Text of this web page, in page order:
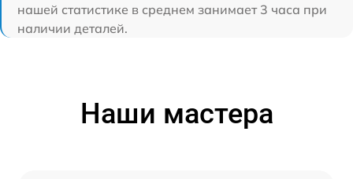
нашей статистике в среднем занимает 3 часа при
наличии деталей.
Наши мастера